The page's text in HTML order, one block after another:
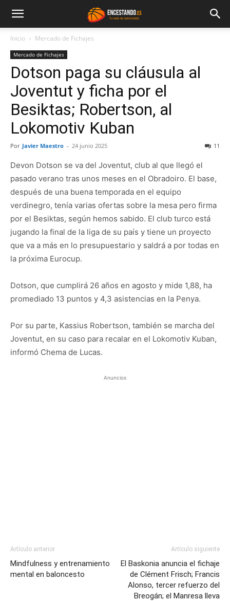
Inicio Mercado de Fichajes
Mercado de Fichajes
Dotson paga su cláusula al
Joventut y ficha por el
Besiktas; Robertson, al
Lokomotiv Kuban
Por Javier Maestro - 24 junio 2025 11
Devon Dotson se va del Joventut, club al que llegó el
pasado verano tras unos meses en el Obradoiro. El base,
después de una buena temporada en el equipo
verdinegro, tenía varias ofertas sobre la mesa pero firma
por el Besiktas, según hemos sabido. El club turco está
jugando la final de la liga de su país y tiene un proyecto
que va a más en lo presupuestario y saldrá a por todas en
la próxima Eurocup.
Dotson, que cumplirá 26 años en agosto y mide 1,88, ha
promediado 13 puntos y 4,3 asistencias en la Penya.
Por su parte, Kassius Robertson, también se marcha del
Joventut, en su caso para recalar en el Lokomotiv Kuban,
informó Chema de Lucas.
Anuncios
Artículo anterior
Mindfulness y entrenamiento
mental en baloncesto
Artículo siguiente
El Baskonia anuncia el fichaje
de Clément Frisch; Francis
Alonso, tercer refuerzo del
Breogán; el Manresa lleva